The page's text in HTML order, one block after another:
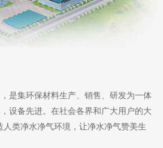
是集环保材料生产、销售、研发为一体
设备先进。在社会各界和广大用户的大
人类净水净气环境，让净水净气赞美生